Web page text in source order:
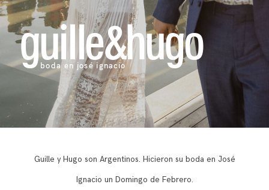
boda en josé ignacio
guille&hugo
Guille y Hugo son Argentinos. Hicieron su boda en José
Ignacio un Domingo de Febrero.